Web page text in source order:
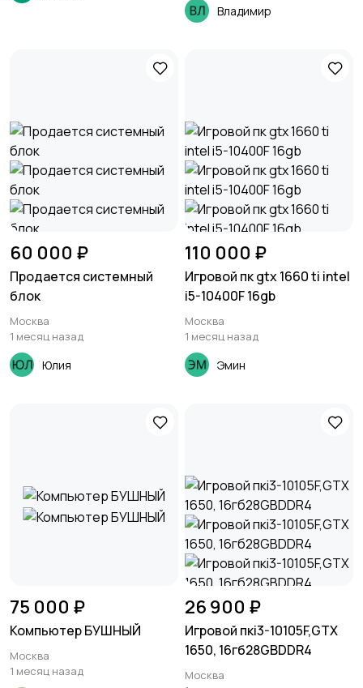
Владимир
60 000 ₽
Продается системный
блок
Москва
1 месяц назад
Юлия
110 000 ₽
Игровой пк gtx 1660 ti intel
i5-10400F 16gb
Москва
1 месяц назад
Эмин
75 000 ₽
Компьютер БУШНЫЙ
Москва
1 месяц назад
26 900 ₽
Игровой пкi3-10105F,GTX
1650, 16гб28GBDDR4
Москва